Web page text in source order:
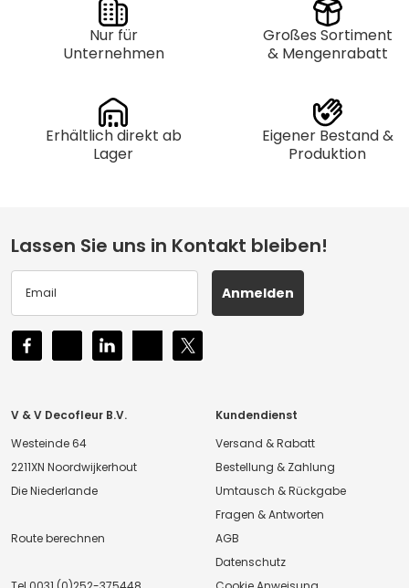
Nur für
Unternehmen
Großes Sortiment
& Mengenrabatt
Erhältlich direkt ab
Lager
Eigener Bestand &
Produktion
Lassen Sie uns in Kontakt bleiben!
Anmelden
V & V Decofleur B.V.
Westeinde 64
2211XN Noordwijkerhout
Die Niederlande
Route berechnen
Kundendienst
Versand & Rabatt
Bestellung & Zahlung
Umtausch & Rückgabe
Fragen & Antworten
AGB
Datenschutz